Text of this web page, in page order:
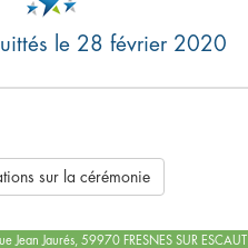
le 28 février 2020
sur la cérémonie
Jean Jaurés, 59970 FRESNES SUR